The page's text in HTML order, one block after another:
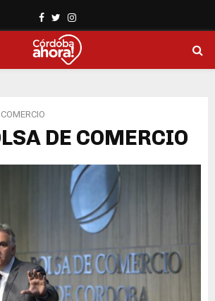
Facebook
TwitterInstagram
DE COMERCIO